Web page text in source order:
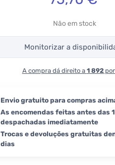
Não em stock
Monitorizar a
A compra dá direito a 1 892
Envio gratuito para compras
As encomendas feitas antes das
despachadas imediatamente
Trocas e devoluções gratuitas
dias